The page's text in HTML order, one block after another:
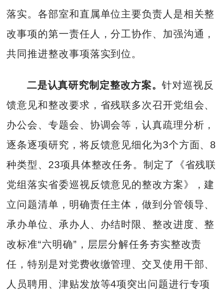
落实。各部室和直属单位主要负责人是相关整
改事项的第一责任人，分工协作、加强沟通，
共同推进整改事项落实到位。
二是认真研究制定整改方案。针对巡视反
馈意见和整改要求，省残联多次召开党组会、
办公会、专题会、协调会等，认真疏理分析，
逐条逐项研究，将反馈意见细化为3个方面、8
种类型、23项具体整改任务。制定了《省残联
党组落实省委巡视反馈意见的整改方案》，建
立问题清单，明确责任主体，做到分管领导、
承办单位、承办人、办结时限、整改进度、整
改标准“六明确”，层层分解任务夯实整改责
任，特别是对党费收缴管理、交叉使用干部、
人员聘用、津贴发放等4项突出问题进行专项